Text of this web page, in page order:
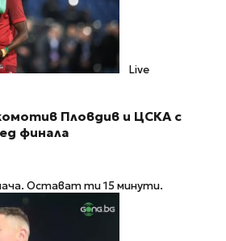
Live
Пловдив и ЦСКА с
финала
Остават ти 15 минути.